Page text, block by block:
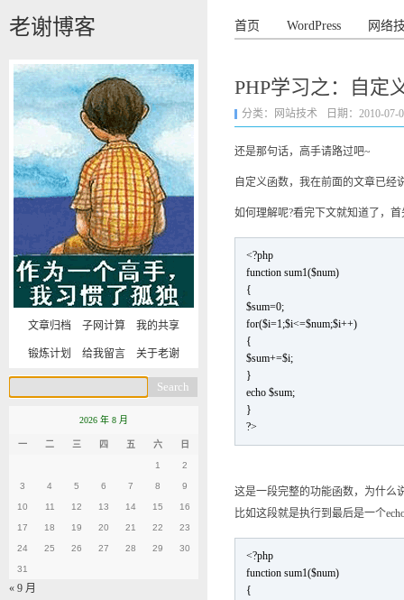
老谢博客 首页 WordPress 网络
PHP学习之：自定
分类： 网站技术 日期：2010-07-
还是那句话，高手请路过吧~
自定义函数，我在前面的文章已经
如何理解呢?看完下文就知道了，
<?php
function sum1($num)
{
$sum=0;
for($i=1;$i<=$num;$i++)
{
$sum+=$i;
}
echo $sum;
}
?>
这是一段完整的功能函数，为什么
比如这段就是执行到最后是一个
<?php
function sum1($num)
{
文章归档 子网计算 我的共享
锻炼计划 给我留言 关于老谢
2026 年 8 月
一 二 三 四 五 六 日
1 2
3 4 5 6 7 8 9
10 11 12 13 14 15 16
17 18 19 20 21 22 23
24 25 26 27 28 29 30
31
« 9 月